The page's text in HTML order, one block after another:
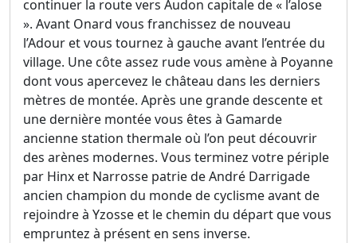
continuer la route vers Audon capitale de « l’alose
». Avant Onard vous franchissez de nouveau
l’Adour et vous tournez à gauche avant l’entrée du
village. Une côte assez rude vous amène à Poyanne
dont vous apercevez le château dans les derniers
mètres de montée. Après une grande descente et
une dernière montée vous êtes à Gamarde
ancienne station thermale où l’on peut découvrir
des arènes modernes. Vous terminez votre périple
par Hinx et Narrosse patrie de André Darrigade
ancien champion du monde de cyclisme avant de
rejoindre à Yzosse et le chemin du départ que vous
empruntez à présent en sens inverse.